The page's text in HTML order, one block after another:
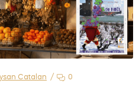
Catalan 0